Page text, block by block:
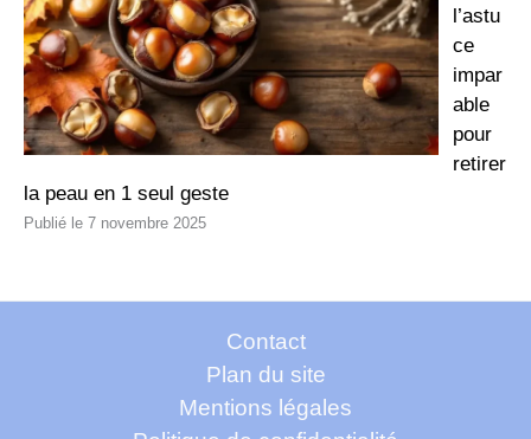
l’astu
ce
impar
able
pour
retirer
la peau en 1 seul geste
7 novembre 2025
Contact
Plan du site
Mentions légales